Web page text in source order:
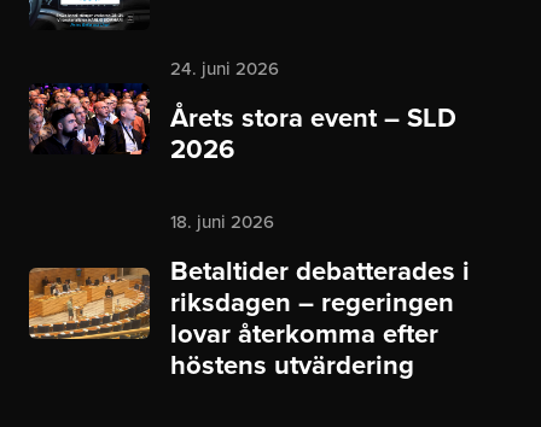
24. juni 2026
Årets stora event – SLD
2026
18. juni 2026
Betaltider debatterades i
riksdagen – regeringen
lovar återkomma efter
höstens utvärdering